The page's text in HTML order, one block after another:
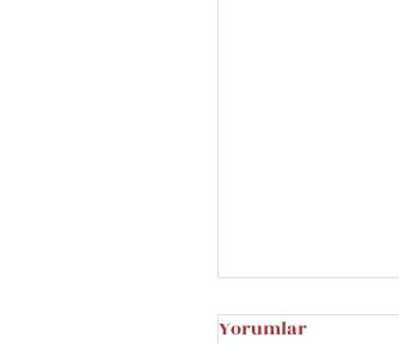
Yorumlar